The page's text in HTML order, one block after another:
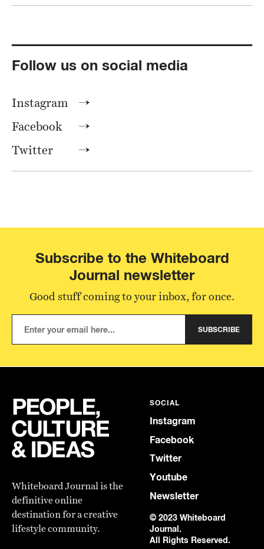
Follow us on social media
Instagram
Facebook
Twitter
Subscribe to the Whiteboard
Journal newsletter
Good stuff coming to your inbox, for once.
SUBSCRIBE
Whiteboard Journal is the
definitive online
destination for a creative
lifestyle community.
SOCIAL
Instagram
Facebook
Twitter
Youtube
Newsletter
© 2023 Whiteboard
Journal.
All Rights Reserved.